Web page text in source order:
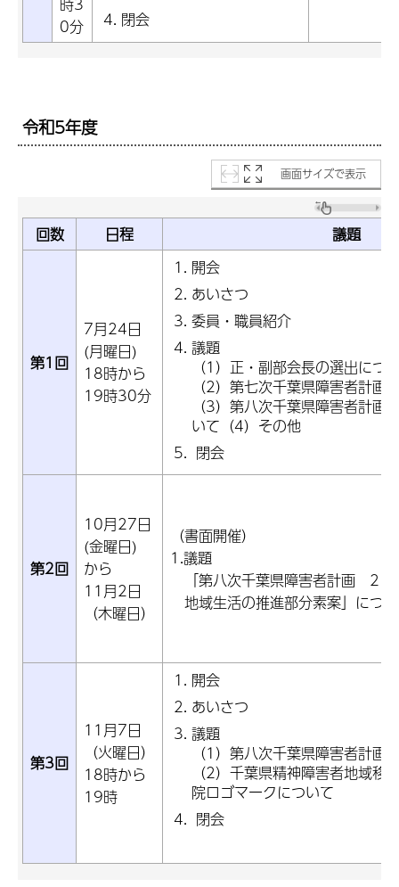
0分
閉会
令和5年度
画面サイズで表示
回数 日程 議題
第1回
7月24日
(月曜日)
18時から
19時30分
開会
あいさつ
委員・職員紹介
議題
（1）正・副部会長の選出につ
（2）第七次千葉県障害者計画
（3）第八次千葉県障害者計画
いて（4）その他
閉会
第2回
10月27日
(金曜日)
から
11月2日
（木曜日）
（書面開催）
1.議題
「第八次千葉県障害者計画 2
地域生活の推進部分素案」につ
第3回
11月7日
（火曜日）
18時から
19時
開会
あいさつ
議題
（1）第八次千葉県障害者計画
（2）千葉県精神障害者地域移
院ロゴマークについて
閉会